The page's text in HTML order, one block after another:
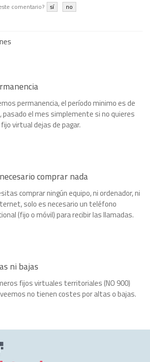
comentario? sí
no
permanencia, el período minimo es de
pasado el mes simplemente si no quieres
virtual dejas de pagar.
comprar nada
comprar ningún equipo, ni ordenador, ni
solo es necesario un teléfono
(fijo o móvil) para recibir las llamadas.
ni bajas
fijos virtuales territoriales (NO 900)
no tienen costes por altas o bajas.